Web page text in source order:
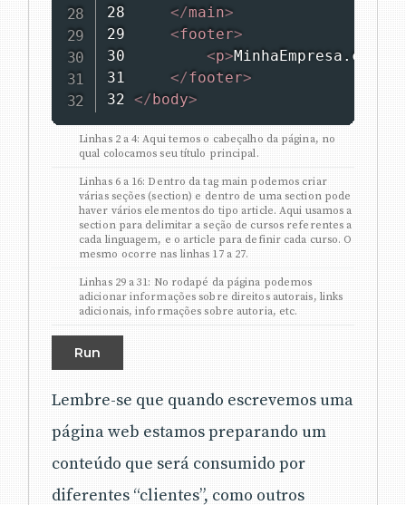
28 </main>
29 <footer>
30 <p>
31 </footer>
32 </body>
Linhas 2 a 4: Aqui temos o cabeçalho da página, no
qual colocamos seu título principal.
Linhas 6 a 16: Dentro da tag main podemos criar
várias seções (section) e dentro de uma section pode
haver vários elementos do tipo article. Aqui usamos a
section para delimitar a seção de cursos referentes a
cada linguagem, e o article para definir cada curso. O
mesmo ocorre nas linhas 17 a 27.
Linhas 29 a 31: No rodapé da página podemos
adicionar informações sobre direitos autorais, links
adicionais, informações sobre autoria, etc.
Run
Lembre-se que quando escrevemos uma
página web estamos preparando um
conteúdo que será consumido por
diferentes “clientes”, como outros